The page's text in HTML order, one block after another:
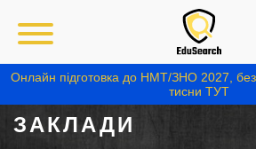
Онлайн підготовка до НМТ/ЗНО 2027,
тисни ТУТ
ЗАКЛАДИ